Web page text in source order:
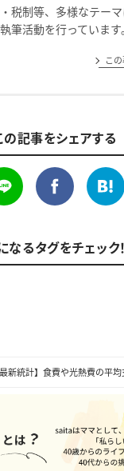
最新統計】食費や光熱費の平
税制等、多様なテー
筆活動を行っています。
こ
の記事をシェアする
なるタグをチェック！